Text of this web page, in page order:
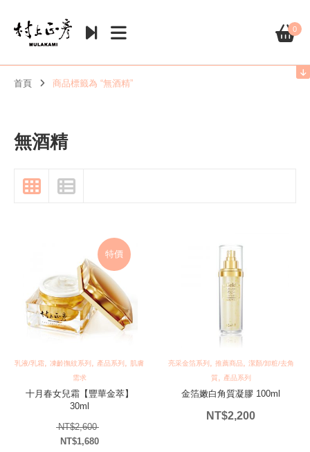
0
首頁 商品標籤為 “無酒精”
無酒精
特價
乳液/乳霜, 凍齡撫紋系列 , 產品系列 ,
肌膚
需求
十月春女兒霜【豐華金萃】
30ml
NT$2,600原始價格：NT$2,600。
NT$1,680
亮采金箔系列, 推薦商品, 潔顏/卸粧/去角
質, 產品系列
金箔嫩白角質凝膠 100ml
NT$2,200